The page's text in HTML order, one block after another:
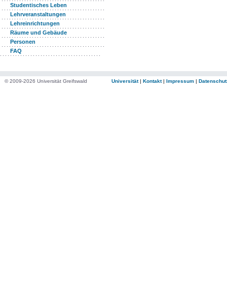
Studentisches Leben
Lehrveranstaltungen
Lehreinrichtungen
Räume und Gebäude
Personen
FAQ
© 2009-2026 Universität Greifswald Universität| Kontakt| Impressum |